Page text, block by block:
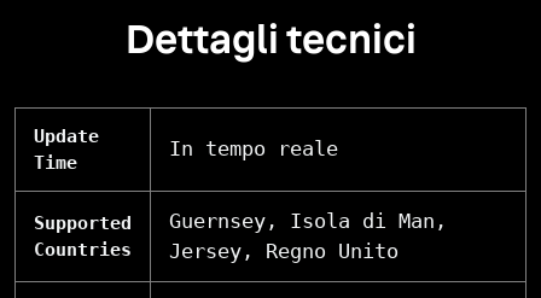
Dettagli tecnici
Update
Time
In tempo reale
Supported
Countries
Guernsey, Isola di Man,
Jersey, Regno Unito